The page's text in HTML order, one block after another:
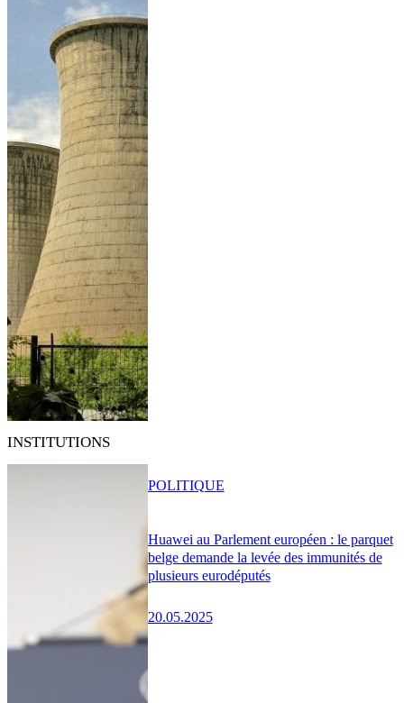
INSTITUTIONS
Huawei au Parlement européen : le parquet
belge demande la levée des immunités de
plusieurs eurodéputés
20.05.2025
POLITIQUE